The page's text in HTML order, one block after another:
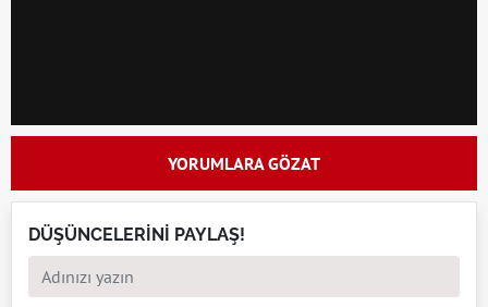
YORUMLARA GÖZAT
DÜŞÜNCELERİNİ PAYLAŞ!